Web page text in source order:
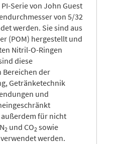
Serie von John Guest
von 5/32
werden. Sie sind aus
(POM) hergestellt und
Nitril-O-Ringen
diese
der
Getränketechnik
und
für nicht
2 und CO2 sowie
werden.